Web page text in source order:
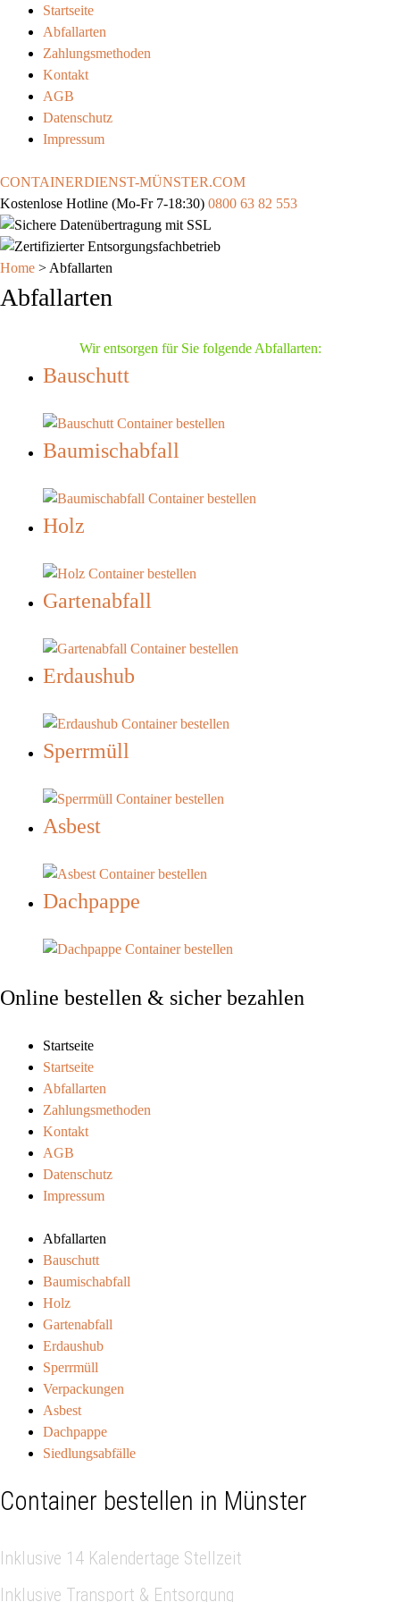
Startseite
Abfallarten
Zahlungsmethoden
Kontakt
AGB
Datenschutz
Impressum
CONTAINERDIENST-MÜNSTER.COM
Kostenlose Hotline (Mo-Fr 7-18:30) 0800 63 82 553
Home > Abfallarten
Abfallarten
Wir entsorgen für Sie folgende Abfallarten:
Bauschutt
Baumischabfall
Holz
Gartenabfall
Erdaushub
Sperrmüll
Asbest
Dachpappe
Online bestellen & sicher bezahlen
Startseite
Startseite
Abfallarten
Zahlungsmethoden
Kontakt
AGB
Datenschutz
Impressum
Abfallarten
Bauschutt
Baumischabfall
Holz
Gartenabfall
Erdaushub
Sperrmüll
Verpackungen
Asbest
Dachpappe
Siedlungsabfälle
Container bestellen in Münster
Inklusive 14 Kalendertage Stellzeit
Inklusive Transport & Entsorgung